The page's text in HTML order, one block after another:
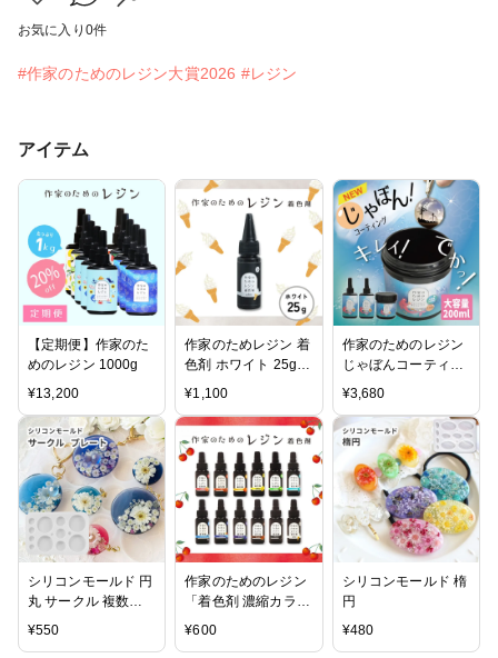
お気に入り 0件
#作家のためのレジン大賞2026 #レジン
アイテム
【定期便】作家のた
めのレジン 1000g
¥13,200
作家のためレジン 着
色剤 ホワイト 25g
大容量
¥1,100
作家のためのレジン
じゃぼんコーティン
グ どぼん液 200ml
遮光ケース付き
¥3,680
シリコンモールド 円
丸 サークル 複数サ
イズ フラット 平丸
¥550
作家のためのレジン
「着色剤 濃縮カラー
レジン10g 定番12
¥600
シリコンモールド 楕
円
¥480